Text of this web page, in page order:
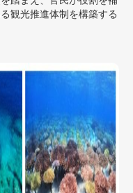
観光推進体制を構築する